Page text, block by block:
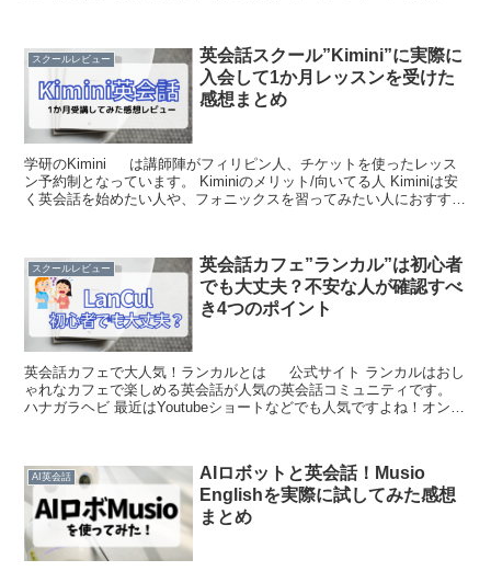
スクールレビュー
英会話スクール”Kimini”に実際に
入会して1か月レッスンを受けた
感想まとめ
学研のKimini は講師陣がフィリピン人、チケットを使ったレッス
ン予約制となっています。 Kiminiのメリット/向いてる人 Kiminiは安
く英会話を始めたい人や、フォニックスを習ってみたい人におすすめ
スクールレビュー
英会話カフェ”ランカル”は初心者
でも大丈夫？不安な人が確認すべ
き4つのポイント
英会話カフェで大人気！ランカルとは 公式サイト ランカルはおし
ゃれなカフェで楽しめる英会話が人気の英会話コミュニティです。
ハナガラヘビ 最近はYoutubeショートなどでも人気ですよね！オンラ
AI英会話
AIロボットと英会話！Musio
Englishを実際に試してみた感想
まとめ